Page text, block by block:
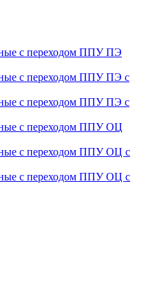
с переходом ППУ ПЭ
с переходом ППУ ПЭ с
с переходом ППУ ПЭ с
с переходом ППУ ОЦ
с переходом ППУ ОЦ с
с переходом ППУ ОЦ с